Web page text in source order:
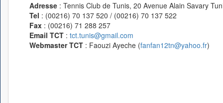
Adresse : Tennis Club de Tunis, 20 Avenue Alain Savary
Tel : (00216) 70 137 520 / (00216) 70 137 522
Fax : (00216) 71 288 257
Email TCT : tct.tunis@gmail.com
Webmaster TCT : Faouzi Ayeche (fanfan12tn@yahoo.fr)